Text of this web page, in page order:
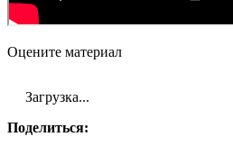
Оцените материал
Загрузка...
Поделиться: